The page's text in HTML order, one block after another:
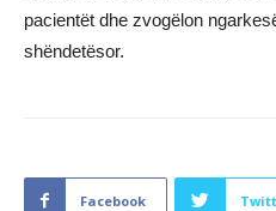
pacientët dhe zvogëlon
shëndetësor.
Facebook